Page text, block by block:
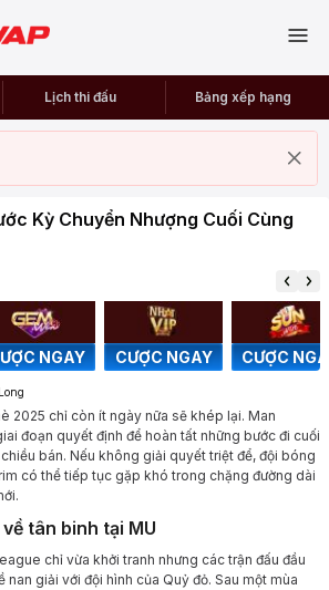
Lịch thi đấu Bảng xếp hạng
Kỳ Chuyển Nhượng Cuối Cùng
NGAY CƯỢC NGAY CƯỢC
2025 chỉ còn ít ngày nữa sẽ khép lại. Man
đoạn quyết định để hoàn tất những bước đi cuối
bán. Nếu không giải quyết triệt để, đội bóng
có thể tiếp tục gặp khó trong chặng đường dài
tân binh tại MU
chỉ vừa khởi tranh nhưng các trận đấu đầu
nan giải với đội hình của Quỷ đỏ. Sau một mùa